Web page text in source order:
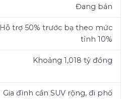
Đang bán
Hỗ trợ 50% trước bạ theo mức
tỉnh 10%
Khoảng 1,018 tỷ đồng
Gia đình cần SUV rộng, đi phố